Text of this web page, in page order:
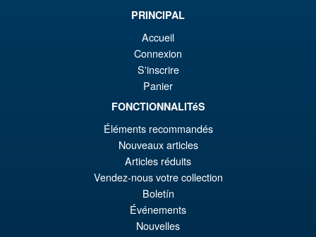
S.H.Figuarts Demon Slayer
Kimetsu no Yaiba Inosuke
Hashibira Action Figure
PRÉ COMMANDE
S.H.Figuarts Dragon Ball Z
Frieza Fourth Form Action
PRINCIPAL
Accueil
Connexion
S'inscrire
Panier
FONCTIONNALITéS
Éléments recommandés
Nouveaux articles
Articles réduits
Vendez-nous votre collection
Boletín
Événements
Nouvelles